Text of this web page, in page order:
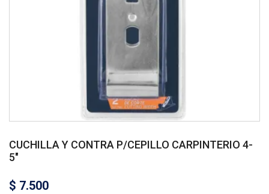
CUCHILLA Y CONTRA P/CEPILLO CARPINTERIO 4-
5″
$ 7.500